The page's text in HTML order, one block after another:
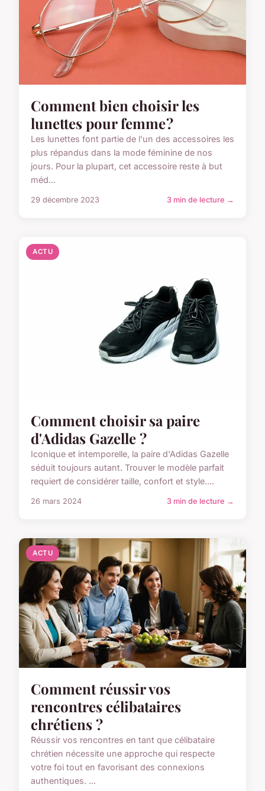
Comment bien choisir les
lunettes pour femme ?
Les lunettes font partie de l'un des accessoires les
plus répandus dans la mode féminine de nos
jours. Pour la plupart, cet accessoire reste à but
méd...
29 décembre 2023 3 min de lecture →
ACTU
Comment choisir sa paire
d'Adidas Gazelle ?
Iconique et intemporelle, la paire d'Adidas Gazelle
séduit toujours autant. Trouver le modèle parfait
requiert de considérer taille, confort et style....
26 mars 2024 3 min de lecture →
ACTU
Comment réussir vos
rencontres célibataires
chrétiens ?
Réussir vos rencontres en tant que célibataire
chrétien nécessite une approche qui respecte
votre foi tout en favorisant des connexions
authentiques. ...